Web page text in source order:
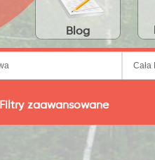
Blog
Filtry zaawansowane